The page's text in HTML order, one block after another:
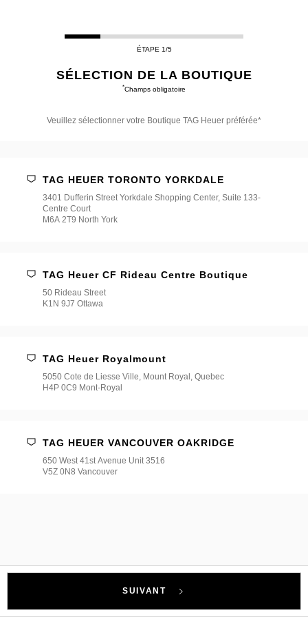
ÉTAPE 1/5
SÉLECTION DE LA BOUTIQUE
*Champs obligatoire
Veuillez sélectionner votre Boutique TAG Heuer préférée*
Boutique
TAG HEUER TORONTO YORKDALE
3401 Dufferin Street Yorkdale Shopping Center, Suite 133-
Centre Court
M6A 2T9 North York
TAG Heuer CF Rideau Centre Boutique
50 Rideau Street
K1N 9J7 Ottawa
TAG Heuer Royalmount
5050 Cote de Liesse Ville, Mount Royal, Quebec
H4P 0C9 Mont-Royal
TAG HEUER VANCOUVER OAKRIDGE
650 West 41st Avenue Unit 3516
V5Z 0N8 Vancouver
SUIVANT